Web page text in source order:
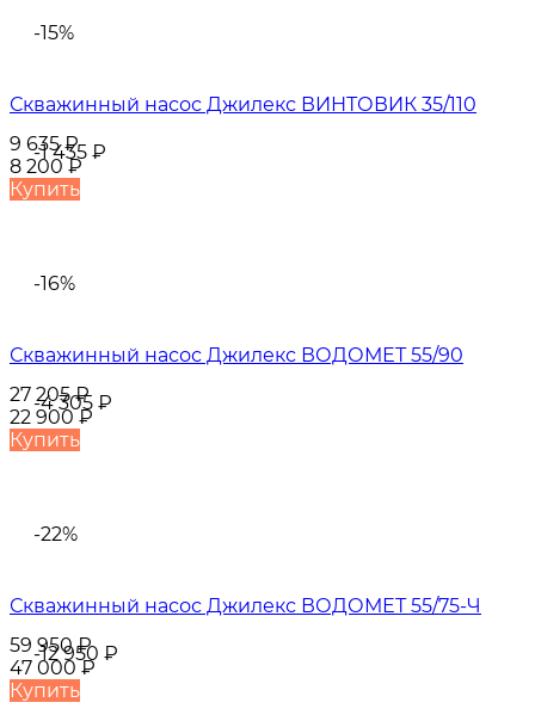
-15%
-1 435 ₽
Скважинный насос Джилекс ВИНТОВИК 35/110
9 635₽
8 200₽
Купить
-16%
-4 305 ₽
Скважинный насос Джилекс ВОДОМЕТ 55/90
27 205₽
22 900₽
Купить
-22%
-12 950 ₽
Скважинный насос Джилекс ВОДОМЕТ 55/75-Ч
59 950₽
47 000₽
Купить